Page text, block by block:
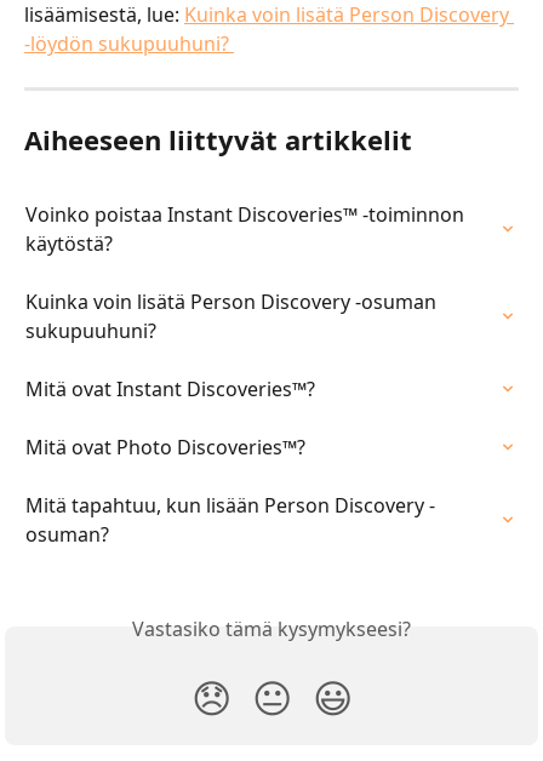
lisäämisestä, lue: ​ Kuinka voin lisätä Person Discovery
-löydön sukupuuhuni?
Aiheeseen liittyvät artikkelit
Voinko poistaa Instant Discoveries™ -toiminnon
käytöstä?
Kuinka voin lisätä Person Discovery -osuman
sukupuuhuni?
Mitä ovat Instant Discoveries™?
Mitä ovat Photo Discoveries™?
Mitä tapahtuu, kun lisään Person Discovery -
osuman?
Vastasiko tämä kysymykseesi?
😞 😐 😃